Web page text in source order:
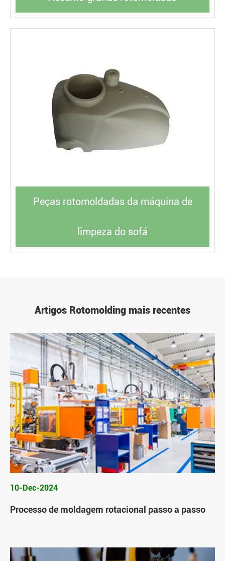
Peças rotomoldadas da máquina de
limpeza do sofá
Artigos Rotomolding mais recentes
10-Dec-2024
Processo de moldagem rotacional passo a passo